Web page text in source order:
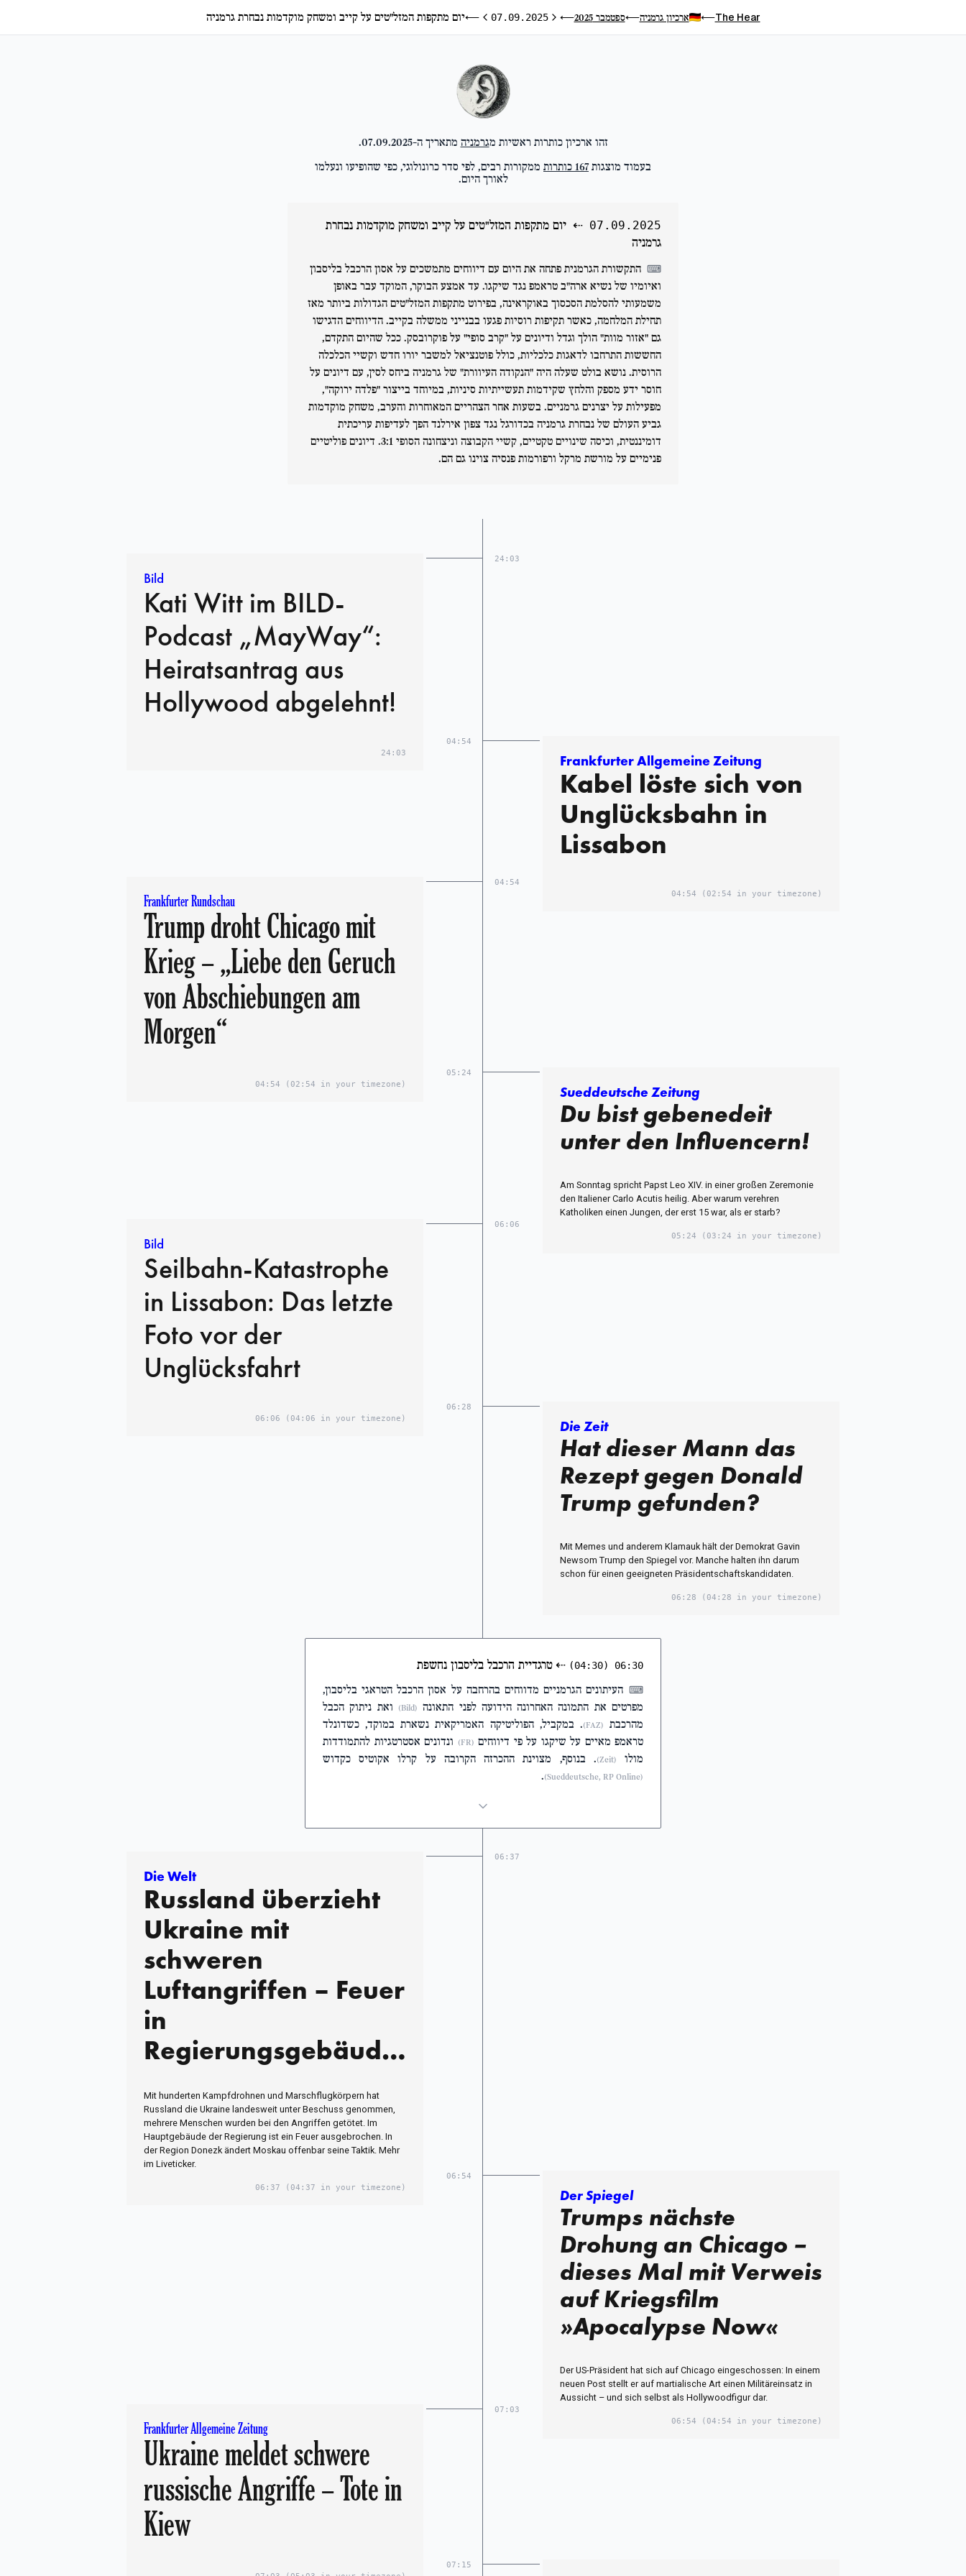
The Hear
⟵ ארכיון גרמניה⟵ספטמבר 2025 ⟵היום הקודם
07.09.2025 היום הבא
⟵יום מתקפות המזל"טים על קייב ומשחק מוקדמות נבחרת גרמניה
זהו ארכיון כותרות ראשיות מגרמניה מתאריך ה-07.09.2025
.
בעמוד מוצגות 167 כותרות ממקורות רבים, לפי סדר כרונולוגי, כפי שהופיעו ונעלמו
לאורך היום.
07.09.2025
⇠ יום מתקפות המזל"טים על קייב ומשחק מוקדמות נבחרת
גרמניה
⌨ התקשורת הגרמנית פתחה את היום עם דיווחים מתמשכים על אסון הרכבל בליסבון
ואיומיו של נשיא ארה"ב טראמפ נגד שיקגו. עד אמצע הבוקר, המוקד עבר באופן
משמעותי להסלמת הסכסוך באוקראינה, בפירוט מתקפות המזל"טים הגדולות ביותר מאז
תחילת המלחמה, כאשר תקיפות רוסיות פגעו בבנייני ממשלה בקייב. הדיווחים הדגישו
גם "אזור מוות" הולך וגדל ודיונים על "קרב סופי" על פוקרובסק. ככל שהיום התקדם,
החששות התרחבו לדאגות כלכליות, כולל פוטנציאל למשבר יורו חדש וקשיי הכלכלה
הרוסית. נושא בולט שעלה היה "הנקודה העיוורת" של גרמניה ביחס לסין, עם דיונים על
חוסר ידע מספק והלחץ שקידמות תעשייתיות סיניות, במיוחד בייצור "פלדה ירוקה",
מפעילות על יצרנים גרמניים. בשעות אחר הצהריים המאוחרות והערב, משחק מוקדמות
גביע העולם של נבחרת גרמניה בכדורגל נגד צפון אירלנד הפך לעדיפות עריכתית
דומיננטית, וכיסה שינויים טקטיים, קשיי הקבוצה וניצחונה הסופי 3:1. דיונים פוליטיים
פנימיים על מורשת מרקל ורפורמות פנסיה צוינו גם הם.
24:03
Bild
Kati Witt im BILD-
Podcast „MayWay“:
Heiratsantrag aus
Hollywood abgelehnt!
24:03
04:54
Frankfurter Allgemeine Zeitung
Kabel löste sich von
Unglücksbahn in
Lissabon
04:54 (02:54 in your timezone)
04:54
Frankfurter Rundschau
Trump droht Chicago mit
Krieg – „Liebe den Geruch
von Abschiebungen am
Morgen“
04:54 (02:54 in your timezone)
05:24
Sueddeutsche Zeitung
Du bist gebenedeit
unter den Influencern!
Am Sonntag spricht Papst Leo XIV. in einer großen Zeremonie
den Italiener Carlo Acutis heilig. Aber warum verehren
Katholiken einen Jungen, der erst 15 war, als er starb?
05:24 (03:24 in your timezone)
06:06
Bild
Seilbahn-Katastrophe
in Lissabon: Das letzte
Foto vor der
Unglücksfahrt
06:06 (04:06 in your timezone)
06:28
Die Zeit
Hat dieser Mann das
Rezept gegen Donald
Trump gefunden?
Mit Memes und anderem Klamauk hält der Demokrat Gavin
Newsom Trump den Spiegel vor. Manche halten ihn darum
schon für einen geeigneten Präsidentschaftskandidaten.
06:28 (04:28 in your timezone)
06:30
(04:30)
⇠טרגדיית הרכבל בליסבון נחשפת
⌨ העיתונים הגרמניים מדווחים בהרחבה על אסון הרכבל הטראגי בליסבון,
מפרטים את התמונה האחרונה הידועה לפני התאונה (Bild)
ואת ניתוק הכבל
מהרכבת (FAZ)
. במקביל, הפוליטיקה האמריקאית נשארת במוקד, כשדונלד
טראמפ מאיים על שיקגו על פי דיווחים (FR)
ונדונים אסטרטגיות להתמודדות
מולו
(Zeit) . בנוסף, מצוינת ההכרזה הקרובה על קרלו אקוטיס כקדוש
(Sueddeutsche, RP Online)
.
06:37
Die Welt
Russland überzieht
Ukraine mit
schweren
Luftangriffen – Feuer
in
Regierungsgebäude
Mit hunderten Kampfdrohnen und Marschflugkörpern hat
Russland die Ukraine landesweit unter Beschuss genommen,
mehrere Menschen wurden bei den Angriffen getötet. Im
Hauptgebäude der Regierung ist ein Feuer ausgebrochen. In
der Region Donezk ändert Moskau offenbar seine Taktik. Mehr
im Liveticker.
06:37 (04:37 in your timezone)
06:54
Der Spiegel
Trumps nächste
Drohung an Chicago –
dieses Mal mit Verweis
auf Kriegsfilm
»Apocalypse Now«
Der US-Präsident hat sich auf Chicago eingeschossen: In einem
neuen Post stellt er auf martialische Art einen Militäreinsatz in
Aussicht – und sich selbst als Hollywoodfigur dar.
06:54 (04:54 in your timezone)
07:03
Frankfurter Allgemeine Zeitung
Ukraine meldet schwere
russische Angriffe – Tote in
Kiew
07:15